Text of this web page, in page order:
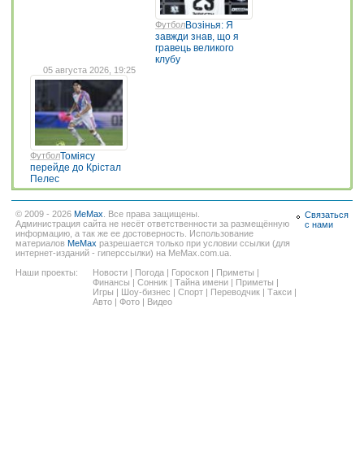
ФутболВозінья: Я
завжди знав, що я
гравець великого
клубу
05 августа 2026, 19:25
ФутболТоміясу
перейде до Крістал
Пелес
© 2009 - 2026 MeMax . Все права защищены.
Администрация сайта не несёт ответственности за размещённую
информацию, а так же ее достоверность. Использование
материалов MeMax разрешается только при условии ссылки (для
интернет-изданий - гиперссылки) на MeMax.com.ua.
Наши проекты:
Новости | Погода | Гороскоп | Приметы |
Финансы | Сонник | Тайна имени | Приметы |
Игры | Шоу-бизнес | Спорт | Переводчик | Такси |
Авто | Фото | Видео
Связаться
с нами